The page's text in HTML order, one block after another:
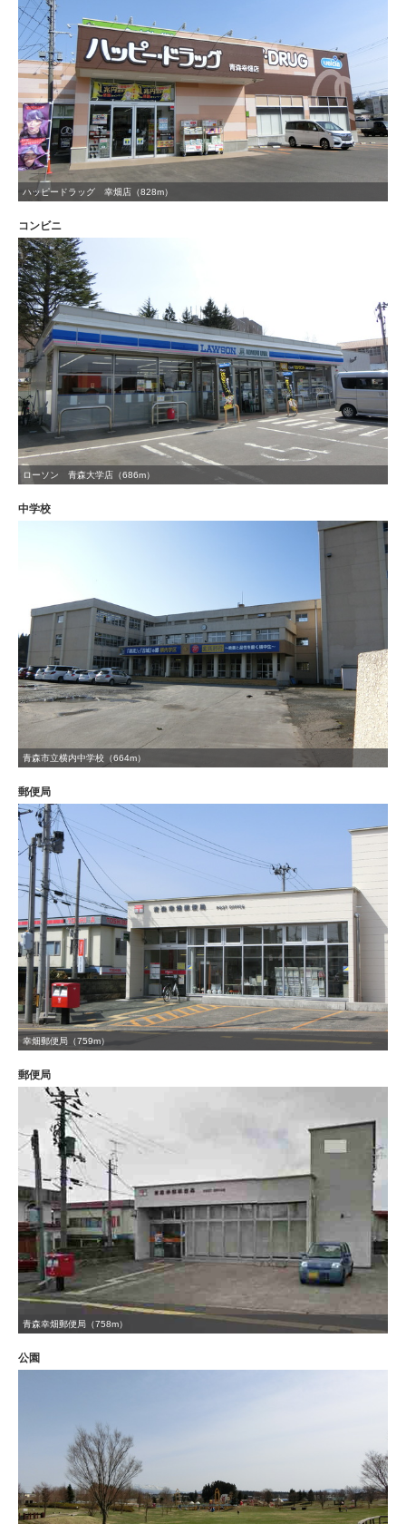
ハッピードラッグ 幸畑店（828m）
コンビニ
ローソン 青森大学店（686m）
中学校
青森市立横内中学校（664m）
郵便局
幸畑郵便局（759m）
郵便局
青森幸畑郵便局（758m）
公園